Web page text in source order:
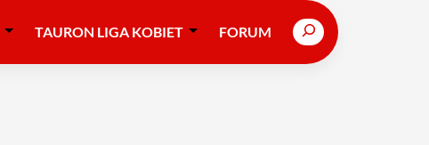
TAURON LIGA KOBIET FORUM Search